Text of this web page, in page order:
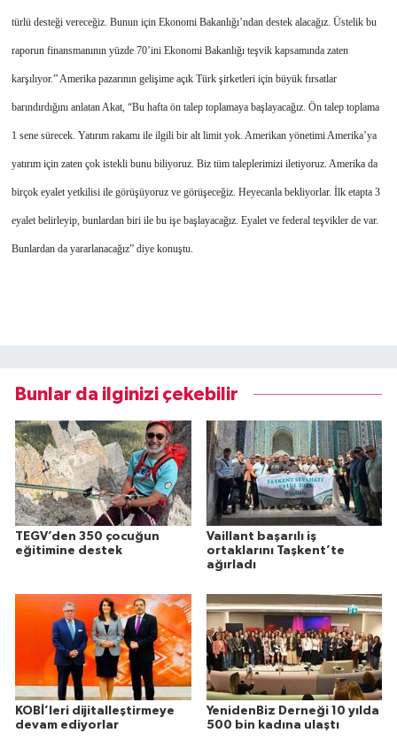
türlü desteği vereceğiz. Bunun için Ekonomi Bakanlığı’ndan destek alacağız. Üstelik bu
raporun finansmanının yüzde 70’ini Ekonomi Bakanlığı teşvik kapsamında zaten
karşılıyor.” Amerika pazarının gelişime açık Türk şirketleri için büyük fırsatlar
barındırdığını anlatan Akat, “Bu hafta ön talep toplamaya başlayacağız. Ön talep toplama
1 sene sürecek. Yatırım rakamı ile ilgili bir alt limit yok. Amerikan yönetimi Amerika’ya
yatırım için zaten çok istekli bunu biliyoruz. Biz tüm taleplerimizi iletiyoruz. Amerika da
birçok eyalet yetkilisi ile görüşüyoruz ve görüşeceğiz. Heyecanla bekliyorlar. İlk etapta 3
eyalet belirleyip, bunlardan biri ile bu işe başlayacağız. Eyalet ve federal teşvikler de var.
Bunlardan da yararlanacağız” diye konuştu.
Bunlar da ilginizi çekebilir
TEGV’den 350 çocuğun
eğitimine destek
Vaillant başarılı iş
ortaklarını Taşkent’te
ağırladı
KOBİ’leri dijitalleştirmeye
devam ediyorlar
YenidenBiz Derneği 10 yılda
500 bin kadına ulaştı